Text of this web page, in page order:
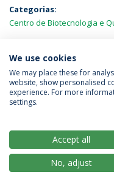
Categorias:
Centro de Biotecnologia e
MAIS NOTÍCIAS
Política de
© 2026
We use cookies
We may place these for
website, show personalised
experience. For more
settings.
Accept all
No, adjust